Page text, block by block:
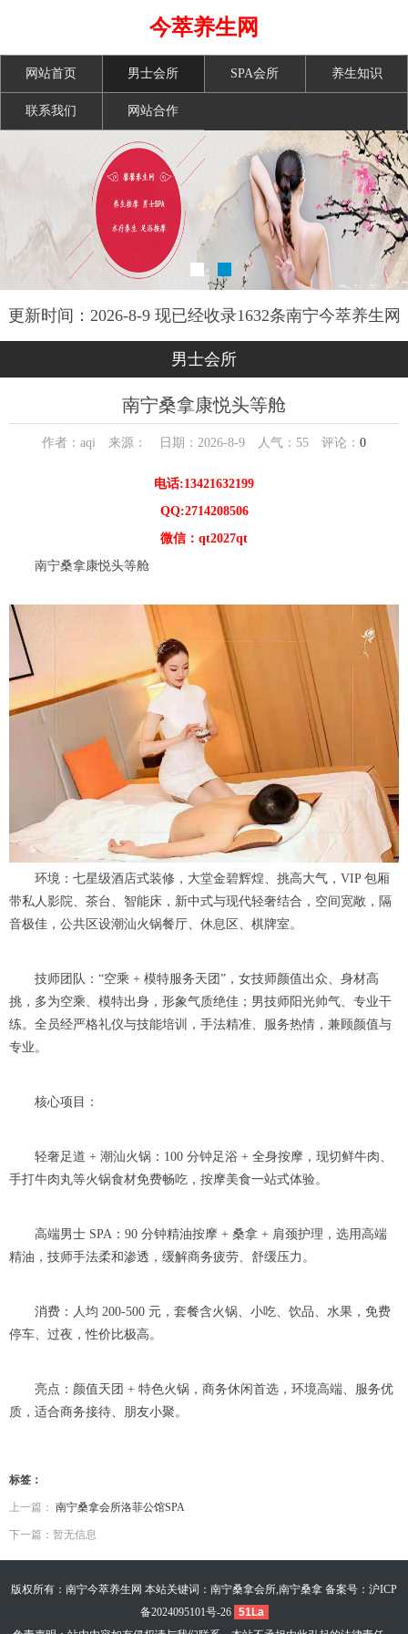
今萃养生网
网站首页 男士会所 SPA会所 养生知识
联系我们 网站合作
更新时间：2026-8-9 现已经收录1632条南宁今萃养生网
信息
男士会所
南宁桑拿康悦头等舱
作者：aqi 来源： 日期：2026-8-9 人气： 55 评论： 0
电话:13421632199
QQ:2714208506
微信：qt2027qt
南宁桑拿康悦头等舱
环境：七星级酒店式装修，大堂金碧辉煌、挑高大气，VIP 包厢
带私人影院、茶台、智能床，新中式与现代轻奢结合，空间宽敞，隔
音极佳，公共区设潮汕火锅餐厅、休息区、棋牌室。
技师团队：“空乘 + 模特服务天团”，女技师颜值出众、身材高
挑，多为空乘、模特出身，形象气质绝佳；男技师阳光帅气、专业干
练。全员经严格礼仪与技能培训，手法精准、服务热情，兼顾颜值与
专业。
核心项目：
轻奢足道 + 潮汕火锅：100 分钟足浴 + 全身按摩，现切鲜牛肉、
手打牛肉丸等火锅食材免费畅吃，按摩美食一站式体验。
高端男士 SPA：90 分钟精油按摩 + 桑拿 + 肩颈护理，选用高端
精油，技师手法柔和渗透，缓解商务疲劳、舒缓压力。
消费：人均 200-500 元，套餐含火锅、小吃、饮品、水果，免费
停车、过夜，性价比极高。
亮点：颜值天团 + 特色火锅，商务休闲首选，环境高端、服务优
质，适合商务接待、朋友小聚。
标签：
上一篇： 南宁桑拿会所洛菲公馆SPA
下一篇：暂无信息
版权所有：南宁今萃养生网 本站关键词：南宁桑拿会所,南宁桑拿 备案号： 沪ICP
备2024095101号-26
51La